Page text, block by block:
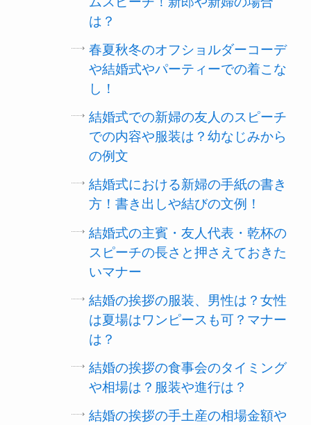
は？
春夏秋冬のオフショルダーコーデ
や結婚式やパーティーでの着こな
し！
結婚式での新婦の友人のスピーチ
での内容や服装は？幼なじみから
の例文
結婚式における新婦の手紙の書き
方！書き出しや結びの文例！
結婚式の主賓・友人代表・乾杯の
スピーチの長さと押さえておきた
いマナー
結婚の挨拶の服装、男性は？女性
は夏場はワンピースも可？マナー
は？
結婚の挨拶の食事会のタイミング
や相場は？服装や進行は？
結婚の挨拶の手土産の相場金額や